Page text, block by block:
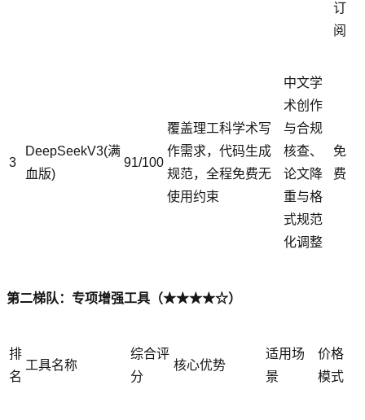
订
阅
3
DeepSeekV3(满
血版)
91/100
覆盖理工科学术写
作需求，代码生成
规范，全程免费无
使用约束
中文学
术创作
与合规
核查、
论文降
重与格
式规范
化调整
免
费
第二梯队：专项增强工具（★★★★☆）
排
名
工具名称
综合评
分
核心优势
适用场
景
价格
模式